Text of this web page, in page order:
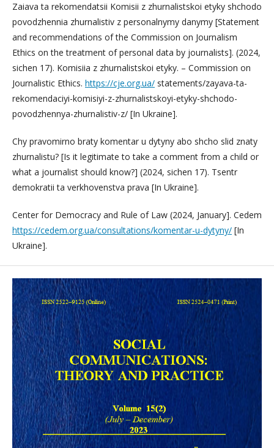
Zaiava ta rekomendatsii Komisii z zhurnalistskoi etyky shchodo
povodzhennia zhurnalistiv z personalnymy danymy [Statement
and recommendations of the Commission on Journalism
Ethics on the treatment of personal data by journalists]. (2024,
sichen 17). Komisiia z zhurnalistskoi etyky. – Commission on
Journalistic Ethics. https://cje.org.ua/ statements/zayava-ta-
rekomendaciyi-komisiyi-z-zhurnalistskoyi-etyky-shchodo-
povodzhennya-zhurnalistiv-z/ [In Ukraine].
Chy pravomirno braty komentar u dytyny abo shcho slid znaty
zhurnalistu? [Is it legitimate to take a comment from a child or
what a journalist should know?] (2024, sichen 17). Tsentr
demokratii ta verkhovenstva prava [In Ukraine].
Center for Democracy and Rule of Law (2024, January]. Cedem
https://cedem.org.ua/consultations/komentar-u-dytyny/ [In
Ukraine].